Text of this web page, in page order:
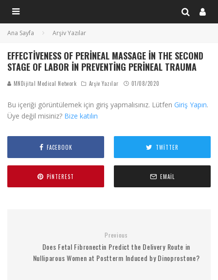
Ana Sayfa Arşiv Yazılar
EFFECTIVENESS OF PERINEAL MASSAGE IN THE SECOND
STAGE OF LABOR IN PREVENTING PERINEAL TRAUMA
MNDijital Medical Network Arşiv Yazılar 01/08/2020
Bu içeriği görüntülemek için giriş yapmalısınız. Lütfen Giriş Yapın.
Üye değil misiniz? Bize katılın
FACEBOOK TWITTER
PINTEREST EMAIL
Previous
Does Fetal Fibronectin Predict the Delivery Route in
Nulliparous Women at Postterm Induced by Dinoprostone?